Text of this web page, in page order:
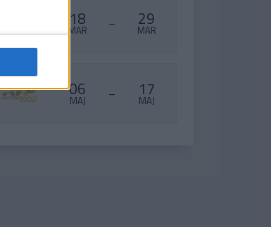
18
MAR – 29
MAR
06
MAJ – 17
MAJ